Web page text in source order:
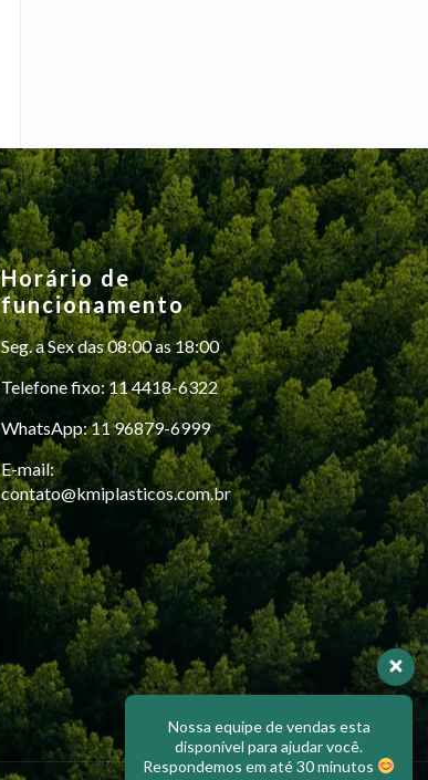
Horário de
funcionamento
Seg. a Sex das 08:00 as 18:00
Telefone fixo: 11 4418-6322
WhatsApp: 11 96879-6999
E-mail:
contato@kmiplasticos.com.br
Nossa equipe de vendas esta
disponível para ajudar você.
Respondemos em até 30 minutos
Olá, em que posso ajudar?